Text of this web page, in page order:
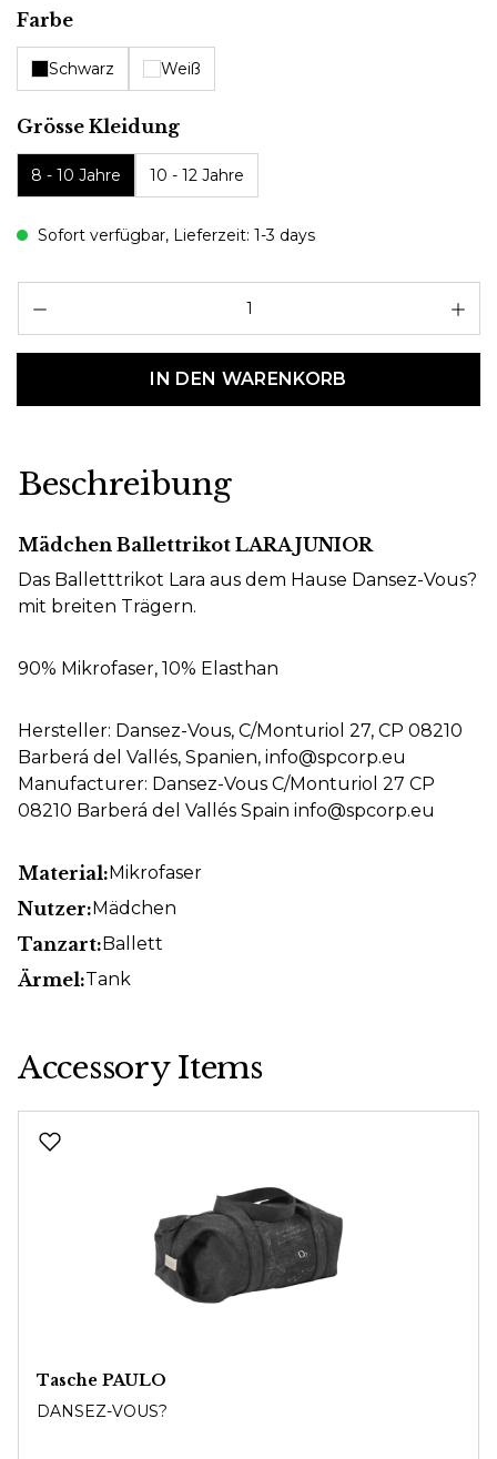
Farbeauswählen
Schwarz Weiß
Grösse Kleidungauswählen
8 - 10 Jahre 10 - 12 Jahre
Sofort verfügbar, Lieferzeit: 1-3 days
IN DEN WARENKORB
Beschreibung
Mädchen Ballettrikot LARA JUNIOR
Das Balletttrikot Lara aus dem Hause Dansez-Vous?
mit breiten Trägern.
90% Mikrofaser, 10% Elasthan
Hersteller: Dansez-Vous, C/Monturiol 27, CP 08210
Barberá del Vallés, Spanien, info@spcorp.eu
Manufacturer: Dansez-Vous C/Monturiol 27 CP
08210 Barberá del Vallés Spain info@spcorp.eu
Material:Mikrofaser
Nutzer:Mädchen
Tanzart:Ballett
Ärmel:Tank
Accessory Items
Tasche PAULO
DANSEZ-VOUS?